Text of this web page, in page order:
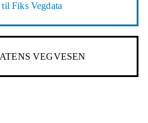
tilFiks Vegdata
VEGVESEN